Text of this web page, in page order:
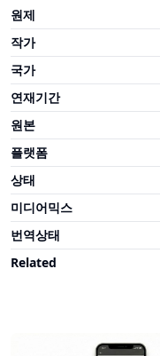
원제
작가
국가
연재기간
원본
플랫폼
상태
미디어믹스
번역상태
Related